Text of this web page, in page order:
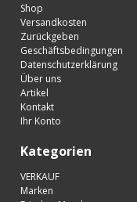
Shop
Versandkosten
Zurückgeben
Geschäftsbedingungen
Datenschutzerklärung
Über uns
Artikel
Kontakt
Ihr Konto
Kategorien
VERKAUF
Marken